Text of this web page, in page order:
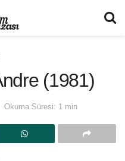
(1981)
Okuma Süresi: 1 min